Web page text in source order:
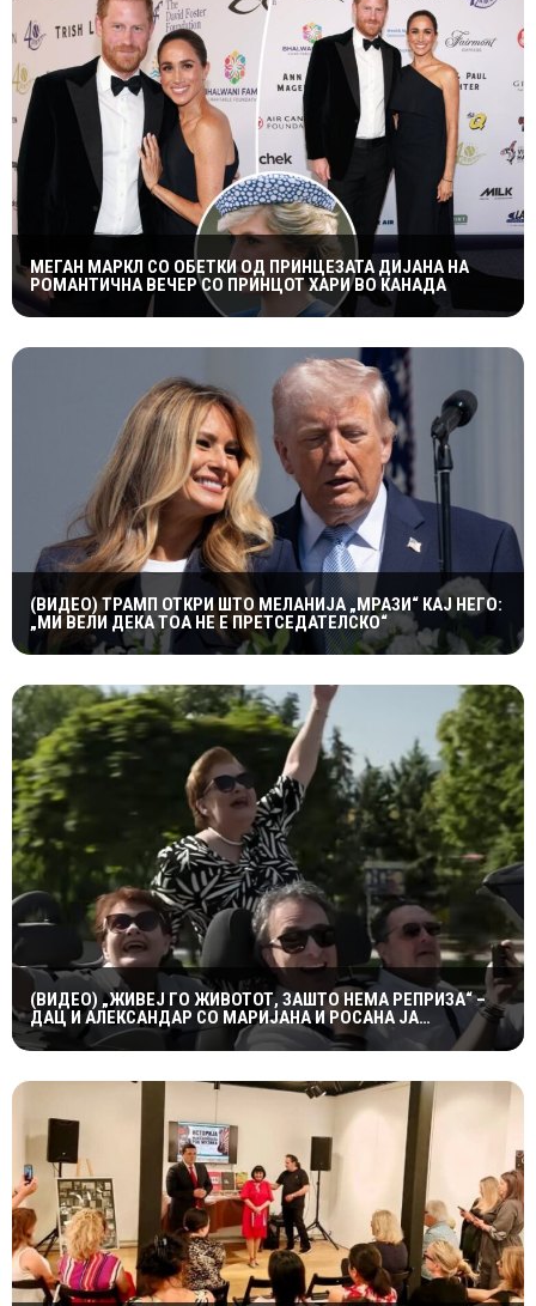
МЕГАН МАРКЛ СО ОБЕТКИ ОД ПРИНЦЕЗАТА ДИЈАНА НА
РОМАНТИЧНА ВЕЧЕР СО ПРИНЦОТ ХАРИ ВО КАНАДА
(ВИДЕО) ТРАМП ОТКРИ ШТО МЕЛАНИЈА „МРАЗИ“ КАЈ НЕГО:
„МИ ВЕЛИ ДЕКА ТОА НЕ Е ПРЕТСЕДАТЕЛСКО“
(ВИДЕО) „ЖИВЕЈ ГО ЖИВОТОТ, ЗАШТО НЕМА РЕПРИЗА“ –
ДАЦ И АЛЕКСАНДАР СО МАРИЈАНА И РОСАНА ЈА
ПРЕТСТАВИЈА „ЗАСЕКОГАШ МЛАДИ“